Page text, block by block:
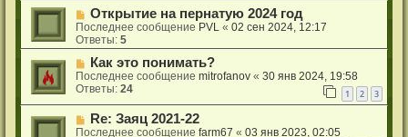
Открытие на пернатую 2024 год
Последнее сообщение PVL «02 сен 2024, 12:17
Ответы:5
Как это понимать?
Последнее сообщениеmitrofanov «30 янв 2024, 19:58
Ответы:24 1 2 3
Re: Заяц 2021-22
Последнее сообщениеfarm67 «03 янв 2023, 02:05